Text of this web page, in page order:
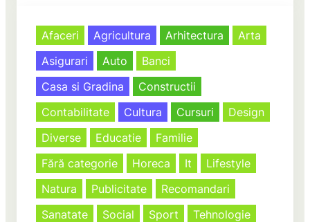
societățile
civile:
Revoluționează
activismul
online!
Afaceri Agricultura Arhitectura
Arta
Asigurari
Auto
Banci
Casa si Gradina
Constructii
Contabilitate
Cultura Cursuri
Design
Diverse
Educatie
Familie
Fără categorie
Horeca It
Lifestyle
Natura
Publicitate
Recomandari
Sanatate
Social Sport
Tehnologie